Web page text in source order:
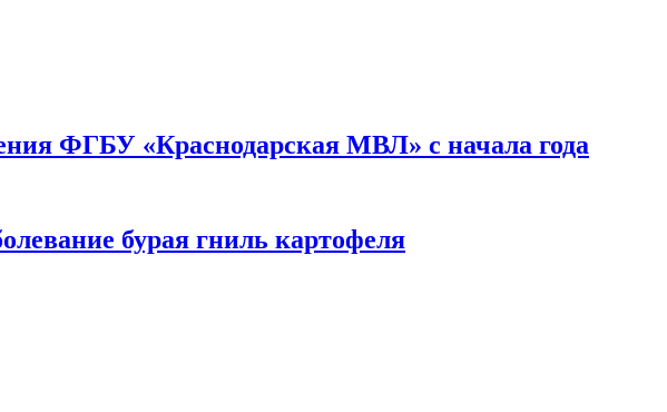
ФГБУ «Краснодарская МВЛ» с начала года
бурая гниль картофеля